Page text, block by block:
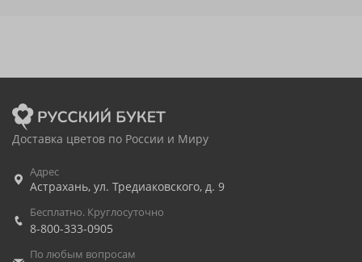
Доставка цветов по России и Миру
Адрес
Астрахань, ул. Тредиаковского, д. 9
Бесплатно. Круглосуточно
8-800-333-0905
По любым вопросам